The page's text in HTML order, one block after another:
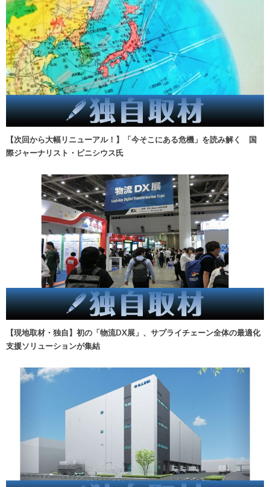
【次回から大幅リニューアル！】「今そこにある危機」を読み解く 国
際ジャーナリスト・ビニシウス氏
【現地取材・独自】初の「物流DX展」、サプライチェーン全体の最適化
支援ソリューションが集結